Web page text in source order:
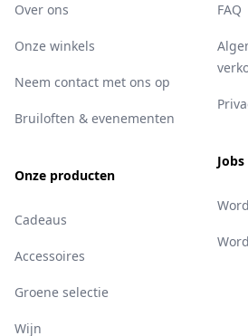
Over ons
Onze winkels
Neem contact met ons op
Bruiloften & evenementen
Onze producten
Cadeaus
Accessoires
Groene selectie
Wijn
FAQ
Jobs